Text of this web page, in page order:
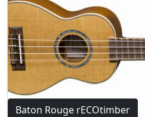
Baton Rouge rECOtimber